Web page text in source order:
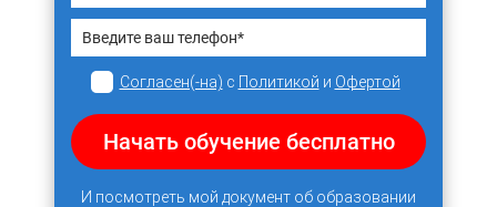
Согласен(-на) с Политикой и Офертой
Начать обучение бесплатно
И посмотреть мой документ об образовании